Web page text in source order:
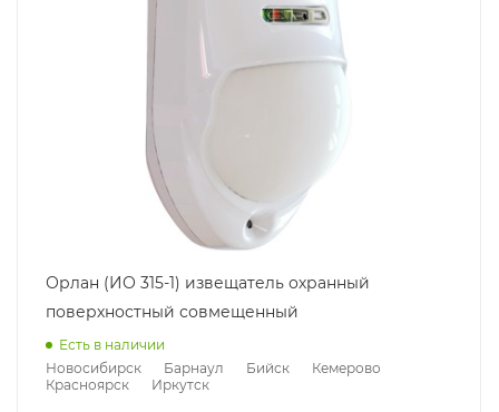
Орлан (ИО 315-1) извещатель охранный
поверхностный совмещенный
Есть в наличии
Новосибирск
Барнаул Бийск
Кемерово
Красноярск
Иркутск